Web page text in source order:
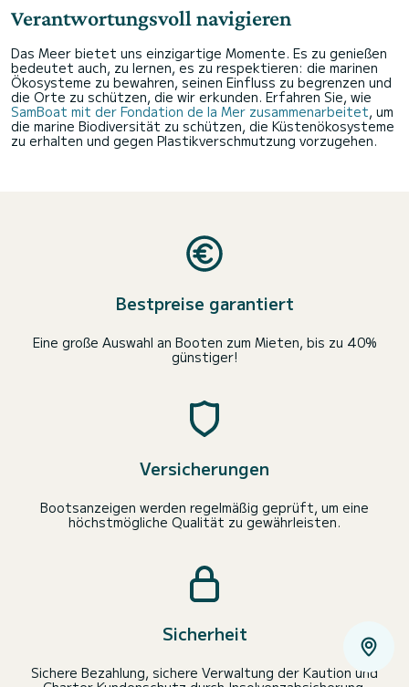
Verantwortungsvoll navigieren
Das Meer bietet uns einzigartige Momente. Es zu genießen
bedeutet auch, zu lernen, es zu respektieren: die marinen
Ökosysteme zu bewahren, seinen Einfluss zu begrenzen und
die Orte zu schützen, die wir erkunden. Erfahren Sie, wie
SamBoat mit der Fondation de la Mer zusammenarbeitet, um
die marine Biodiversität zu schützen, die Küstenökosysteme
zu erhalten und gegen Plastikverschmutzung vorzugehen.
Bestpreise garantiert
Eine große Auswahl an Booten zum Mieten, bis zu 40%
günstiger!
Versicherungen
Bootsanzeigen werden regelmäßig geprüft, um eine
höchstmögliche Qualität zu gewährleisten.
Sicherheit
Sichere Bezahlung, sichere Verwaltung der Kaution und